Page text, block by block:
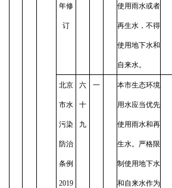
年修
订
使用雨水或者
再生水，不得
使用地下水和
自来水。
北京
市水
污染
防治
条例
2019
六
十
九
一 本市生态环境
用水应当优先
使用雨水和再
生水。严格限
制使用地下水
和自来水作为